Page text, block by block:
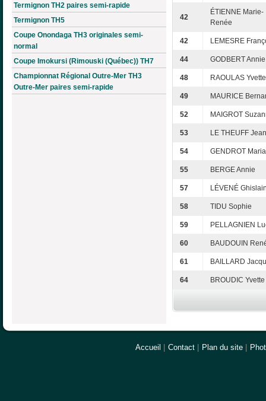
Termignon TH2 paires semi-rapide
Termignon TH5
Coupe Onondaga TH3 originales semi-
normal
Coupe Imokursi (Rimouski (Québec)) TH7
Championnat Régional Outre-Mer TH3
Outre-Mer paires semi-rapide
42
ÉTIENNE Marie-
Renée
42 LEMESRE
44 GODBERT Annie
48 RAOULAS Yvette
49 MAURICE
52 MAIGROT
53 LE THEUFF
54 GENDROT
55 BERGE Annie
57 LÉVENÉ
58 TIDU Sophie
59 PELLAGNIEN
60 BAUDOUIN
61 BAILLARD
64 BROUDIC Yvette
Accueil Contact Plan du site